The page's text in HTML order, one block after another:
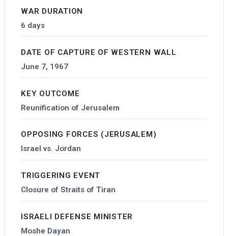
WAR DURATION
6 days
DATE OF CAPTURE OF WESTERN WALL
June 7, 1967
KEY OUTCOME
Reunification of Jerusalem
OPPOSING FORCES (JERUSALEM)
Israel vs. Jordan
TRIGGERING EVENT
Closure of Straits of Tiran
ISRAELI DEFENSE MINISTER
Moshe Dayan